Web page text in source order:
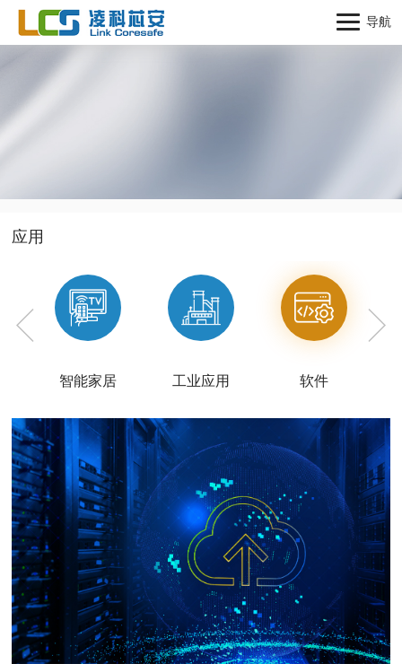
导航
应用
智能家居 工业应用 软件